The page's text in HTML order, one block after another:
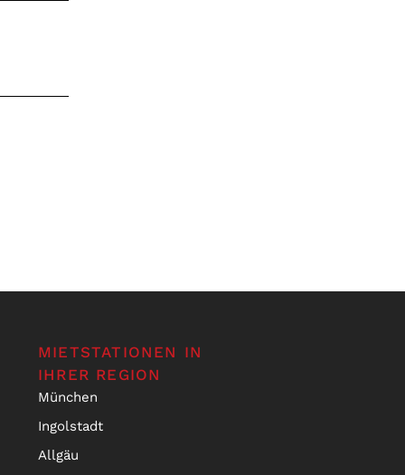
MIETSTATIONEN IN
IHRER REGION
München
Ingolstadt
Allgäu